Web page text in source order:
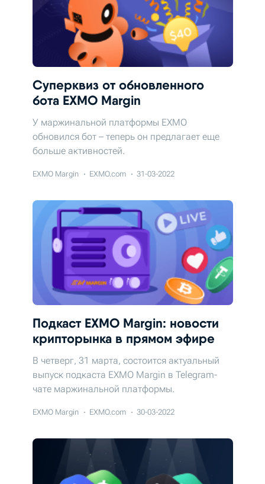
Суперквиз от обновленного
бота EXMO Margin
У маржинальной платформы EXMO
обновился бот – теперь он предлагает еще
больше активностей.
EXMO Margin EXMO.com 31-03-2022
Подкаст EXMO Margin: новости
крипторынка в прямом эфире
В четверг, 31 марта, состоится актуальный
выпуск подкаста EXMO Margin в Telegram-
чате маржинальной платформы.
EXMO Margin EXMO.com 30-03-2022